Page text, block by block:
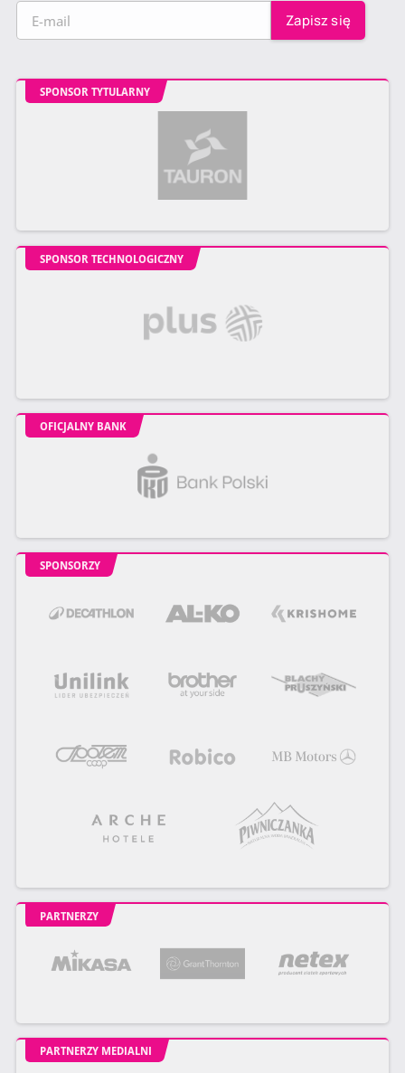
SPONSOR TYTULARNY
SPONSOR TECHNOLOGICZNY
OFICJALNY BANK
SPONSORZY
PARTNERZY
PARTNERZY MEDIALNI